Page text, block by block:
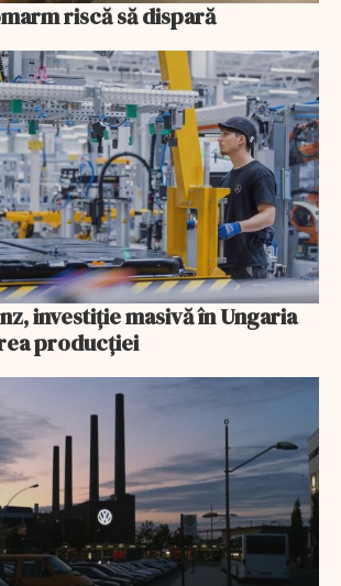
riscă să dispară
investiție masivă în Ungaria
producției